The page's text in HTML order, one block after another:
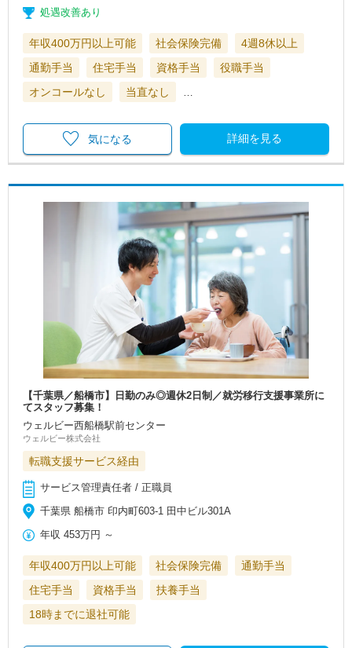
処遇改善あり
年収400万円以上可能 社会保険完備
4週8休以上
通勤手当
住宅手当 資格手当
役職手当
オンコールなし
当直なし …
詳細を見る
気になる
【千葉県／船橋市】日勤のみ◎週休2日制／就労移行支援事業所に
てスタッフ募集！
ウェルビー西船橋駅前センター
ウェルビー株式会社
転職支援サービス経由
サービス管理責任者 / 正職員
千葉県 船橋市 印内町603-1 田中ビル301A
年収 453万円 ～
年収400万円以上可能 社会保険完備
通勤手当
住宅手当
資格手当
扶養手当
18時までに退社可能